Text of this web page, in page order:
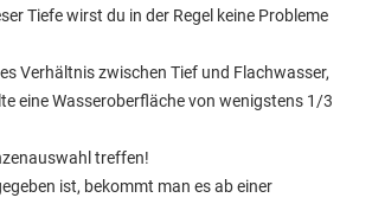
Tiefe wirst du in der Regel keine Probleme
Verhältnis zwischen Tief und Flachwasser,
eine Wasseroberfläche von wenigstens 1/3
treffen!
ist, bekommt man es ab einer